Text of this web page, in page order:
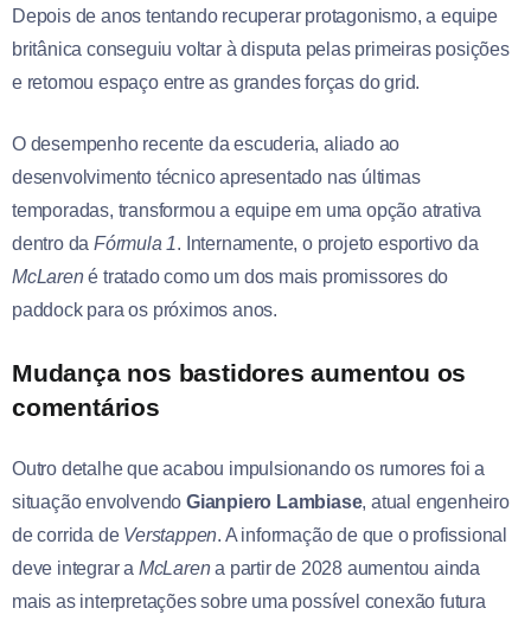
Depois de anos tentando recuperar protagonismo, a equipe
britânica conseguiu voltar à disputa pelas primeiras posições
e retomou espaço entre as grandes forças do grid.
O desempenho recente da escuderia, aliado ao
desenvolvimento técnico apresentado nas últimas
temporadas, transformou a equipe em uma opção atrativa
dentro da Fórmula 1. Internamente, o projeto esportivo da
McLarené tratado como um dos mais promissores do
paddock para os próximos anos.
Mudança nos bastidores aumentou os
comentários
Outro detalhe que acabou impulsionando os rumores foi a
situação envolvendoGianpiero Lambiase, atual engenheiro
de corrida de Verstappen. A informação de que o profissional
deve integrar a McLarena partir de 2028 aumentou ainda
mais as interpretações sobre uma possível conexão futura